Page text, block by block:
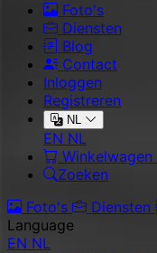
Foto's
Diensten
Blog
Contact
Inloggen
Registreren
NL
EN NL
Winkelwagen
Zoeken
Foto's
Diensten
Language
EN NL